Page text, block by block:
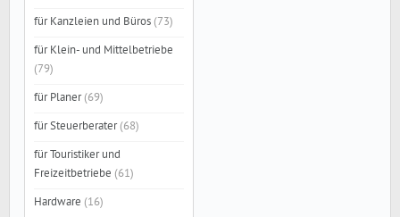
für Kanzleien und Büros(73)
für Klein- und Mittelbetriebe
(79)
für Planer(69)
für Steuerberater(68)
für Touristiker und
Freizeitbetriebe (61)
Hardware (16)